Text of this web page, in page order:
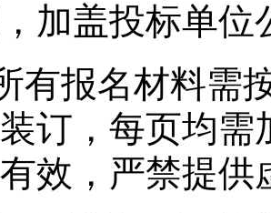
加盖投标单位
有报名材料需
订，每页均
效，严禁提供